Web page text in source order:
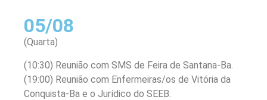
05/08
(Quarta)
(10:30) Reunião com SMS de Feira de Santana-Ba.
(19:00) Reunião com Enfermeiras/os de Vitória da
Conquista-Ba e o Jurídico do SEEB.